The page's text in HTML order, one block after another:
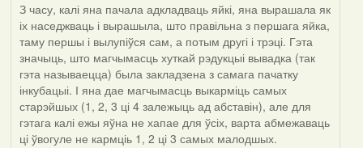
З часу, калі яна пачала адкладваць яйкі, яна вырашала як
іх наседжваць і вырашыла, што правільна з першага яйка,
таму першы і вылупіўся сам, а потым другі і трэці. Гэта
значыць, што магчымасць хуткай рэдукцыі вывадка (так
гэта называецца) была закладзена з самага пачатку
інкубацыі. І яна дае магчымасць выкарміць самых
старэйшых (1, 2, 3 ці 4 залежыць ад абставін), але для
гэтага калі ежы яўна не хапае для ўсіх, варта абмежаваць
ці ўвогуле не кармціь 1, 2 ці 3 самых малодшых.